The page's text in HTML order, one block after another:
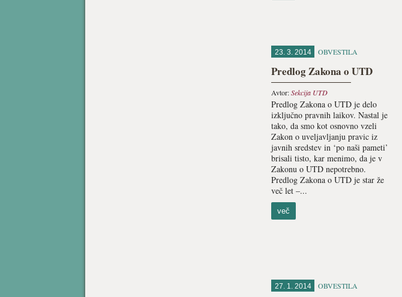
23. 3. 2014 OBVESTILA
Predlog Zakona o UTD
Avtor:Sekcija UTD
Predlog Zakona o UTD je delo
izključno pravnih laikov. Nastal je
tako, da smo kot osnovno vzeli
Zakon o uveljavljanju pravic iz
javnih sredstev in ‘po naši pameti’
brisali tisto, kar menimo, da je v
Zakonu o UTD nepotrebno.
Predlog Zakona o UTD je star že
več let –...
več
27. 1. 2014 OBVESTILA